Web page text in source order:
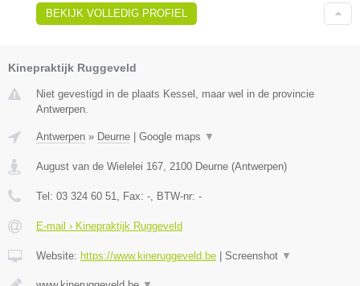
BEKIJK VOLLEDIG PROFIEL
Kinepraktijk Ruggeveld
Niet gevestigd in de plaats Kessel, maar wel in de provincie
Antwerpen.
Antwerpen » Deurne Google maps ▼
August van de Wielelei 167 2100 Deurne (Antwerpen)
Tel: 03 324 60 51 , Fax: - , BTW-nr: -
E-mail › Kinepraktijk Ruggeveld
Website: https://www.kineruggeveld.be Screenshot ▼